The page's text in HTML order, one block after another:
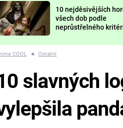
10 nejděsivějších
všech dob podle
neprůstřelného
nejvíc zvednou tep?
COOL ■ Ostatní
slavných